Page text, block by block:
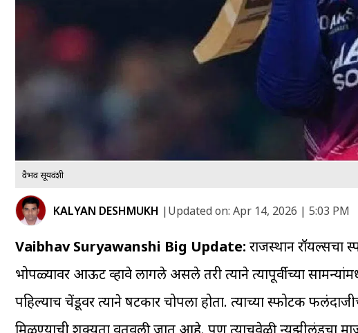
वैभव सूर्यवंशी
KALYAN DESHMUKH |Updated on: Apr 14, 2026 | 5:03 PM
Vaibhav Suryawanshi Big Update: राजस्थान रॉयल्सचा
भोपळ्यावर आऊट व्हावे लागले असले तरी त्याने त्यापूर्वीच्या
पहिल्याच चेंडूवर त्याने षटकार चोपला होता. त्याच्या स्फोटक